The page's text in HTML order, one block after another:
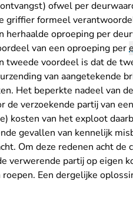
ofwel per
griffier formeel
herhaalde oproeping per
van een oproeping per
tweede voordeel is dat de
van aangetekende
Het beperkte nadeel van
de verzoekende partij van
kosten van het exploot
gevallen van kennelijk
Om deze redenen acht
verwerende partij op eigen
Een dergelijke